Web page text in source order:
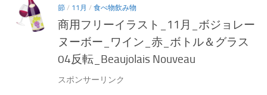
節 / 11月 / 食べ物飲み物
商用フリーイラスト_11月_ボジョレー
ヌーボー_ワイン_赤_ボトル＆グラス
04反転_Beaujolais Nouveau
スポンサーリンク